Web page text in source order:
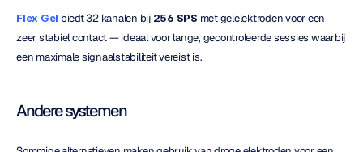
Flex Gel biedt 32 kanalen bij 256 SPS met gelelektroden voor een
zeer stabiel contact — ideaal voor lange, gecontroleerde sessies waarbij
een maximale signaalstabiliteit vereist is.
Andere systemen